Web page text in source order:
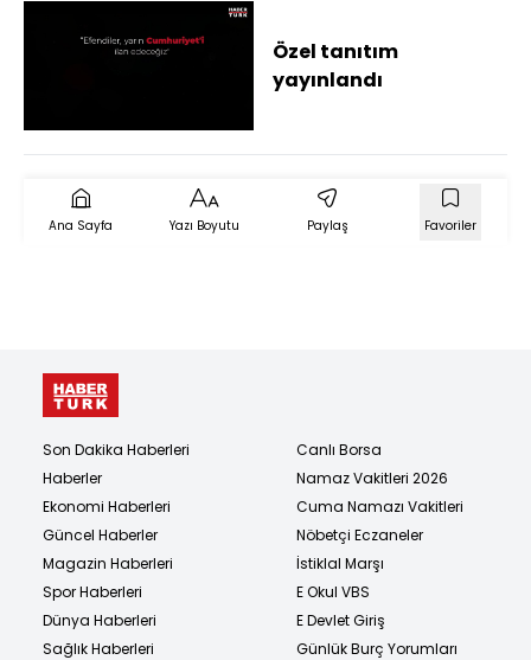
Özel tanıtım
yayınlandı
Ana Sayfa Yazı Boyutu Paylaş Favoriler
Son Dakika Haberleri
Haberler
Ekonomi Haberleri
Güncel Haberler
Magazin Haberleri
Spor Haberleri
Dünya Haberleri
Sağlık Haberleri
Canlı Borsa
Namaz Vakitleri 2026
Cuma Namazı Vakitleri
Nöbetçi Eczaneler
İstiklal Marşı
E Okul VBS
E Devlet Giriş
Günlük Burç Yorumları